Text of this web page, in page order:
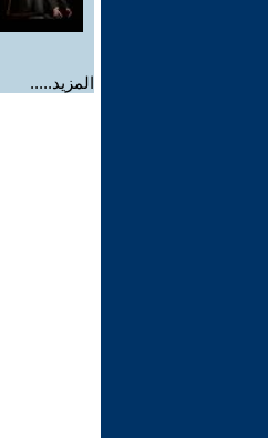
المزيد.....